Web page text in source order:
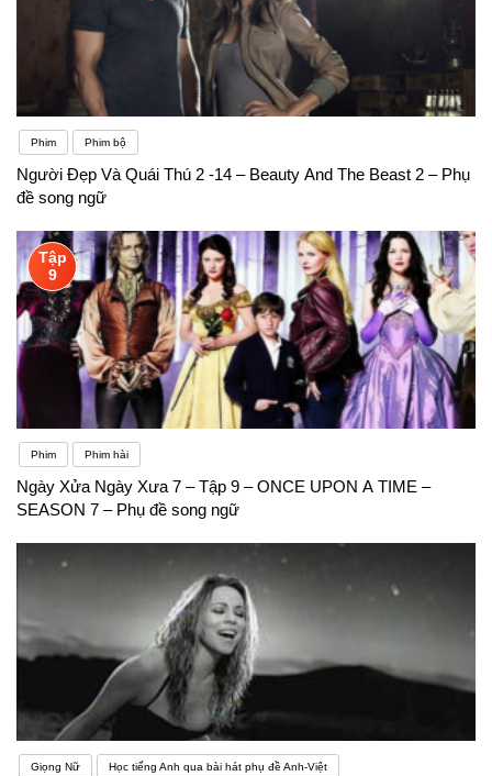
Phim Phim bộ
Người Đẹp Và Quái Thú 2 -14 – Beauty And The Beast 2 – Phụ
đề song ngữ
Tập
9
Phim Phim hài
Ngày Xửa Ngày Xưa 7 – Tập 9 – ONCE UPON A TIME –
SEASON 7 – Phụ đề song ngữ
Giọng Nữ Học tiếng Anh qua bài hát phụ đề Anh-Việt